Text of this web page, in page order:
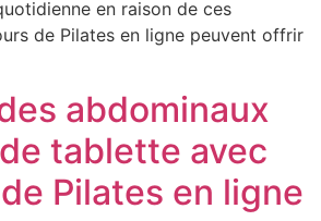
en raison de ces
de Pilates en ligne peuvent offrir
abdominaux
tablette avec
Pilates en ligne